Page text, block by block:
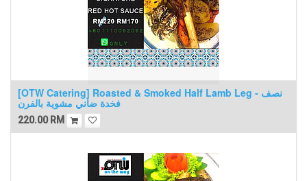
[OTW Catering] Roasted & Smoked Half Lamb Leg - نصف
فخدة ضاني مشوية بالفرن
220.00RM